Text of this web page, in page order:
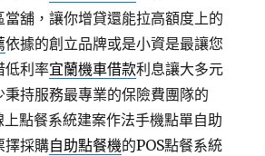
舖，讓你增貸還能拉高額度上的
依據的創立品牌或是小資是最讓您
低利率宜蘭機車借款利息讓大多元
持服務最專業的保險費團隊的
上點餐系統建案作法手機點單自助
擇採購自助點餐機的POS點餐系統